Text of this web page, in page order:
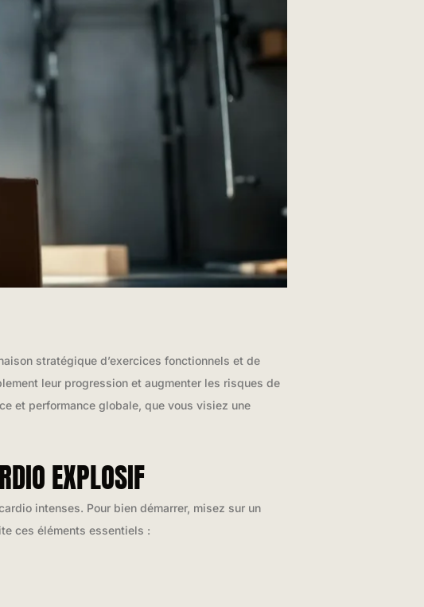
stratégique d’exercices fonctionnels et de
leur progression et augmenter les risques de
et performance globale, que vous visiez une
EXPLOSIF
intenses. Pour bien démarrer, misez sur un
ces éléments essentiels :